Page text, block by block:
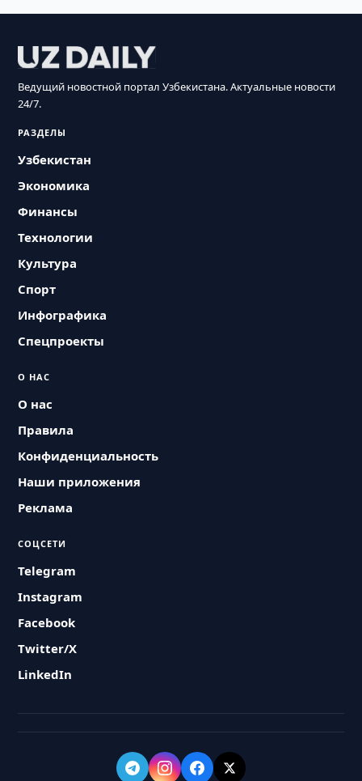
Ведущий новостной портал Узбекистана. Актуальные новости
24/7.
РАЗДЕЛЫ
Узбекистан
Экономика
Финансы
Технологии
Культура
Спорт
Инфографика
Спецпроекты
О НАС
О нас
Правила
Конфиденциальность
Наши приложения
Реклама
СОЦСЕТИ
Telegram
Instagram
Facebook
Twitter/X
LinkedIn